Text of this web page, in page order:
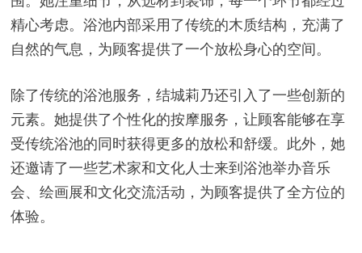
精心考虑。浴池内部采用了传统的木质结构，充满了
自然的气息，为顾客提供了一个放松身心的空间。
除了传统的浴池服务，结城莉乃还引入了一些创新的
元素。她提供了个性化的按摩服务，让顾客能够在享
受传统浴池的同时获得更多的放松和舒缓。此外，她
还邀请了一些艺术家和文化人士来到浴池举办音乐
会、绘画展和文化交流活动，为顾客提供了全方位的
体验。